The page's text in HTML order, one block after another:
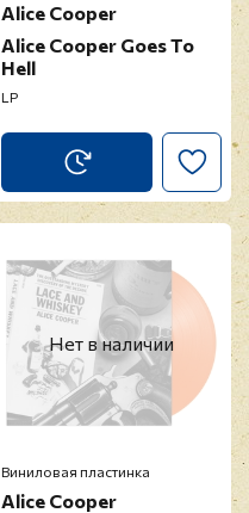
Alice Cooper
Alice Cooper Goes To
Hell
LP
Нет в наличии
Виниловая пластинка
Alice Cooper